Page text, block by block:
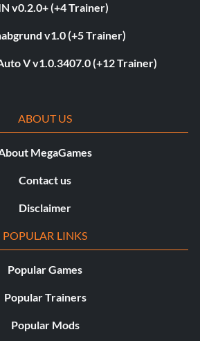
v0.2.0+ (+4 Trainer)
v1.0 (+5 Trainer)
V v1.0.3407.0 (+12 Trainer)
ABOUT US
MegaGames
Contact us
Disclaimer
POPULAR LINKS
Popular Games
Popular Trainers
Popular Mods